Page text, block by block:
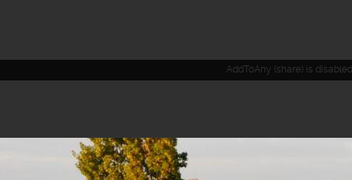
AddToAny (share) is disabled.